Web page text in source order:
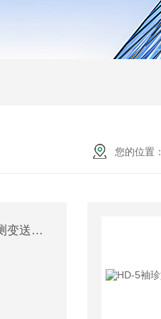
您的位置：
BS100固定式氨气检测变送器（防爆型,现场无显示）